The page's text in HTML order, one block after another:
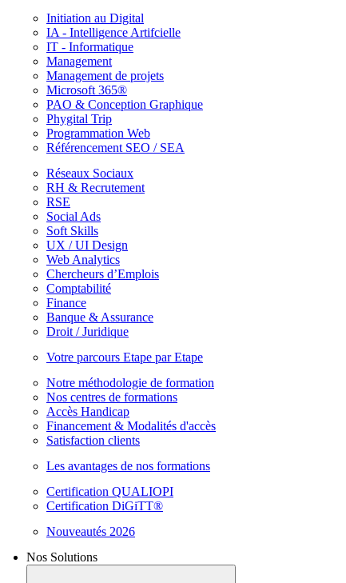
Initiation au Digital
IA - Intelligence Artifcielle
IT - Informatique
Management
Management de projets
Microsoft 365®
PAO & Conception Graphique
Phygital Trip
Programmation Web
Référencement SEO / SEA
Réseaux Sociaux
RH & Recrutement
RSE
Social Ads
Soft Skills
UX / UI Design
Web Analytics
Chercheurs d’Emplois
Comptabilité
Finance
Banque & Assurance
Droit / Juridique
Votre parcours Etape par Etape
Notre méthodologie de formation
Nos centres de formations
Accès Handicap
Financement & Modalités d'accès
Satisfaction clients
Les avantages de nos formations
Certification QUALIOPI
Certification DiGiTT®
Nouveautés 2026
Nos Solutions